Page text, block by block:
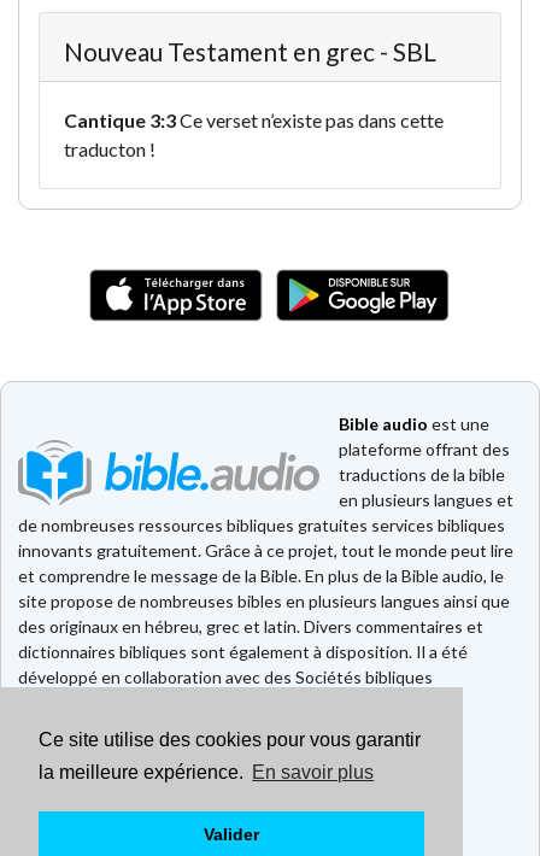
Ce site utilise des cookies pour vous garantir
la meilleure expérience. En savoir plus
Valider
Nouveau Testament en grec - SBL
Cantique 3:3Ce verset n’existe pas dans cette
traducton !
Bible audio est une
plateforme offrant des
traductions de la bible
en plusieurs langues et
de nombreuses ressources bibliques gratuites services bibliques
innovants gratuitement. Grâce à ce projet, tout le monde peut lire
et comprendre le message de la Bible. En plus de la Bible audio, le
site propose de nombreuses bibles en plusieurs langues ainsi que
des originaux en hébreu, grec et latin. Divers commentaires et
dictionnaires bibliques sont également à disposition. Il a été
développé en collaboration avec des Sociétés bibliques
Faire un don
Contact